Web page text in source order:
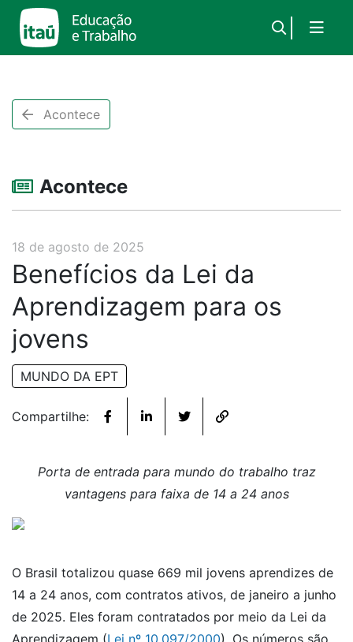
Acontece
Acontece
18 de agosto de 2025
Benefícios da Lei da
Aprendizagem para os
jovens
MUNDO DA EPT
Compartilhe:
Porta de entrada para mundo do trabalho traz
vantagens para faixa de 14 a 24 anos
O Brasil totalizou quase 669 mil jovens aprendizes de
14 a 24 anos, com contratos ativos, de janeiro a junho
de 2025. Eles foram contratados por meio da Lei da
Aprendizagem (Lei nº 10.097/2000). Os números são